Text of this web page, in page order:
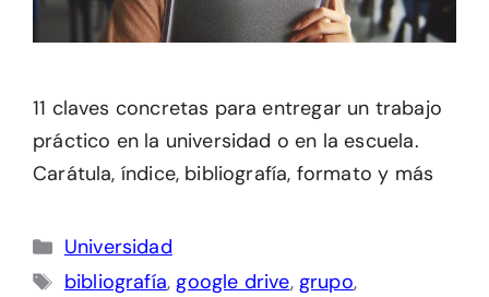
11 claves concretas para entregar un trabajo
práctico en la universidad o en la escuela.
Carátula, índice, bibliografía, formato y más
Categorías
Universidad
Etiquetas
bibliografía,google drive, grupo,